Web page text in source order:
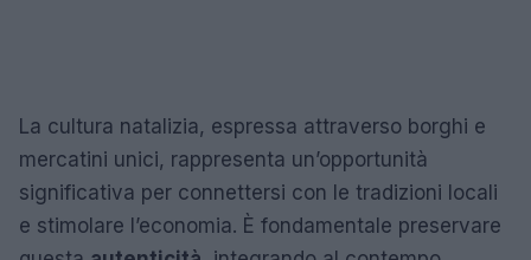
La cultura natalizia, espressa attraverso borghi e
mercatini unici, rappresenta un’opportunità
significativa per connettersi con le tradizioni locali
e stimolare l’economia. È fondamentale preservare